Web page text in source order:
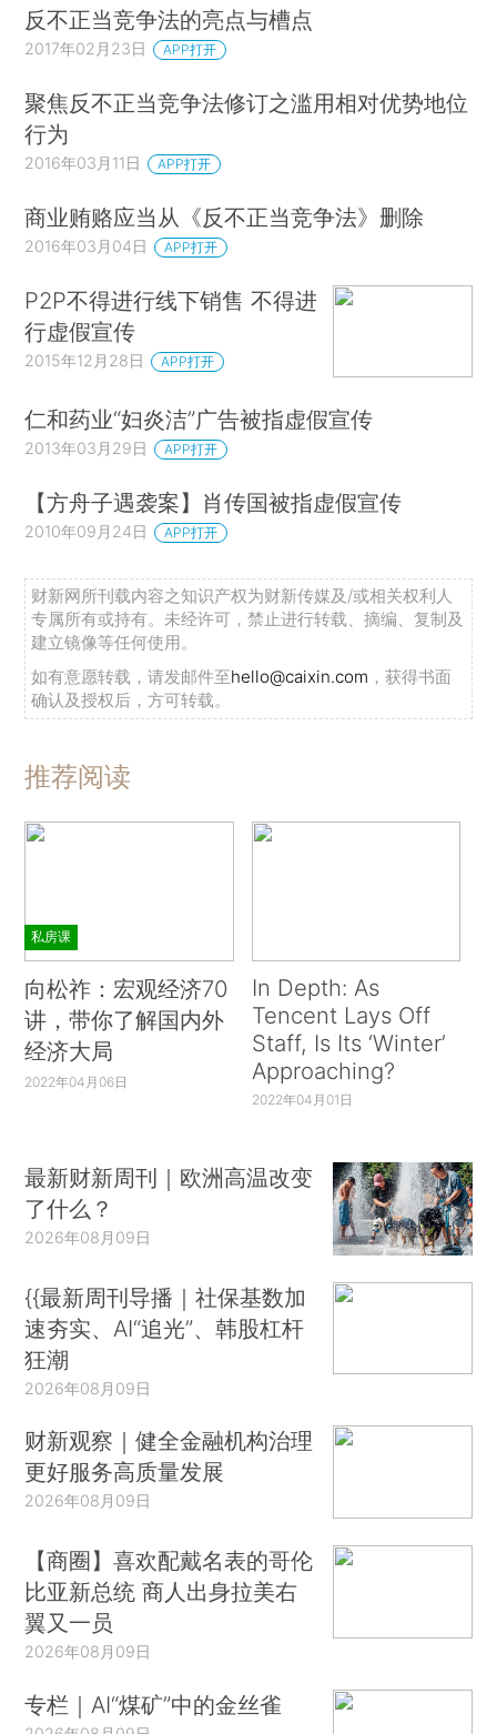
反不正当竞争法的亮点与槽点
2017年02月23日 APP打开
聚焦反不正当竞争法修订之滥用相对优势地位
行为
2016年03月11日 APP打开
商业贿赂应当从《反不正当竞争法》删除
2016年03月04日 APP打开
P2P不得进行线下销售 不得进
行虚假宣传
2015年12月28日 APP打开
仁和药业“妇炎洁”广告被指虚假宣传
2013年03月29日 APP打开
【方舟子遇袭案】肖传国被指虚假宣传
2010年09月24日 APP打开
财新网所刊载内容之知识产权为财新传媒及/或相关权利人
专属所有或持有。未经许可，禁止进行转载、摘编、复制及
建立镜像等任何使用。
如有意愿转载，请发邮件至hello@caixin.com ，获得书面
确认及授权后，方可转载。
推荐阅读
私房课
向松祚：宏观经济70
讲，带你了解国内外
经济大局
2022年04月06日
In Depth: As
Tencent Lays Off
Staff, Is Its ‘Winter’
Approaching?
2022年04月01日
最新财新周刊｜欧洲高温改变
了什么？
2026年08月09日
{{最新周刊导播｜社保基数加
速夯实、AI“追光”、韩股杠杆
狂潮
2026年08月09日
财新观察｜健全金融机构治理
更好服务高质量发展
2026年08月09日
【商圈】喜欢配戴名表的哥伦
比亚新总统 商人出身拉美右
翼又一员
2026年08月09日
专栏｜AI“煤矿”中的金丝雀